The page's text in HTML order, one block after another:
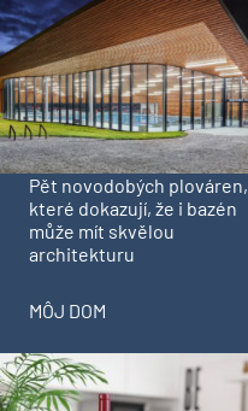
Pět novodobých plováren,
které dokazují, že i bazén
může mít skvělou
architekturu
MÔJ DOM